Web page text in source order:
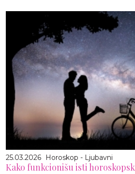
25.03.2026 Horoskop - Ljubavni
Kako funkcionišu isti